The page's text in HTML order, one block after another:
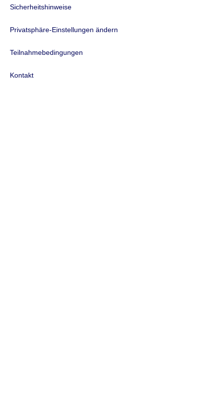
Sicherheitshinweise
Privatsphäre-Einstellungen ändern
Teilnahmebedingungen
Kontakt